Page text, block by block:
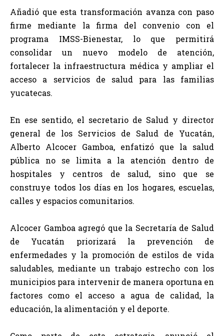
Añadió que esta transformación avanza con paso
firme mediante la firma del convenio con el
programa IMSS-Bienestar, lo que permitirá
consolidar un nuevo modelo de atención,
fortalecer la infraestructura médica y ampliar el
acceso a servicios de salud para las familias
yucatecas.
En ese sentido, el secretario de Salud y director
general de los Servicios de Salud de Yucatán,
Alberto Alcocer Gamboa, enfatizó que la salud
pública no se limita a la atención dentro de
hospitales y centros de salud, sino que se
construye todos los días en los hogares, escuelas,
calles y espacios comunitarios.
Alcocer Gamboa agregó que la Secretaría de Salud
de Yucatán priorizará la prevención de
enfermedades y la promoción de estilos de vida
saludables, mediante un trabajo estrecho con los
municipios para intervenir de manera oportuna en
factores como el acceso a agua de calidad, la
educación, la alimentación y el deporte.